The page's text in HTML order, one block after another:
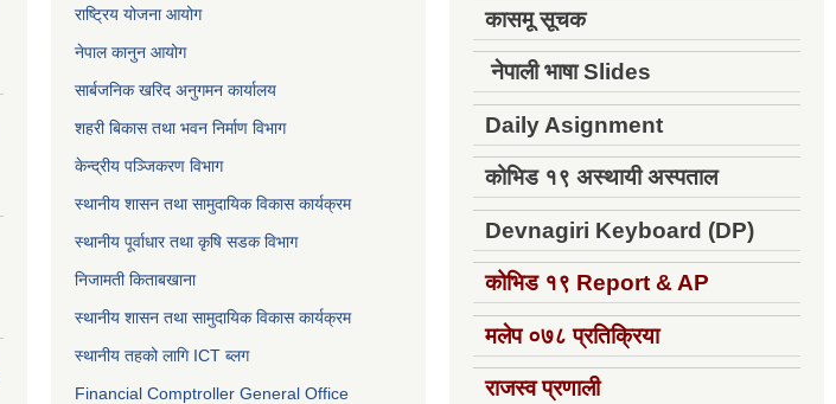
राष्ट्रिय योजना आयोग
नेपाल कानुन आयोग
सार्बजनिक खरिद अनुगमन कार्यालय
शहरी बिकास तथा भवन निर्माण विभाग
केन्द्रीय पञ्जिकरण विभाग
स्थानीय शासन तथा सामुदायिक विकास कार्यक्रम
स्थानीय पूर्वाधार तथा कृषि सडक विभाग
निजामती किताबखाना
स्थानीय शासन तथा सामुदायिक विकास कार्यक्रम
स्थानीय तहको लागि ICT ब्लग
Financial Comptroller General Office
कासमू सूचक
नेपाली भाषा Slides
Daily Asignment
कोभिड १९ अस्थायी अस्पताल
Devnagiri Keyboard (DP)
कोभिड १९ Report & AP
मलेप ०७८ प्रतिक्रिया
राजस्व प्रणाली